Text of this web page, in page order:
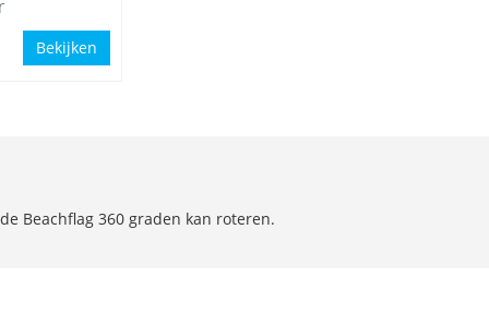
Bekijken
Beachflag 360 graden kan roteren.